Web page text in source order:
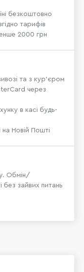
безкоштовно
тарифів
2000 грн
та з кур’єром
через
в касі будь-
Новій Пошті
Обмін/
без зайвих питань